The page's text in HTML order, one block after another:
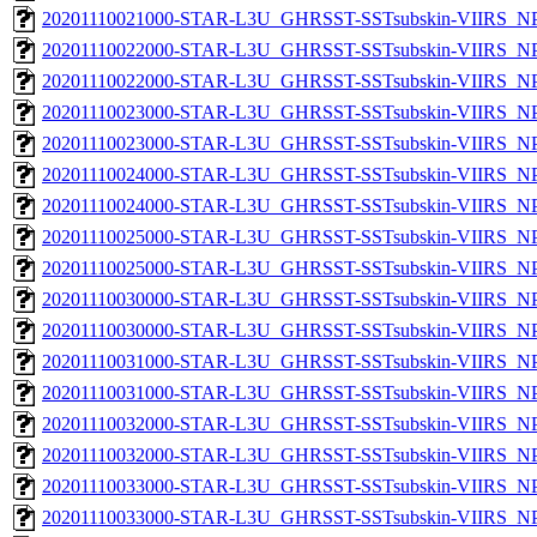
20201110021000-STAR-L3U_GHRSST-SSTsubskin-
20201110022000-STAR-L3U_GHRSST-SSTsubskin-
20201110022000-STAR-L3U_GHRSST-SSTsubskin-
20201110023000-STAR-L3U_GHRSST-SSTsubskin-
20201110023000-STAR-L3U_GHRSST-SSTsubskin-
20201110024000-STAR-L3U_GHRSST-SSTsubskin-
20201110024000-STAR-L3U_GHRSST-SSTsubskin-
20201110025000-STAR-L3U_GHRSST-SSTsubskin-
20201110025000-STAR-L3U_GHRSST-SSTsubskin-
20201110030000-STAR-L3U_GHRSST-SSTsubskin-
20201110030000-STAR-L3U_GHRSST-SSTsubskin-
20201110031000-STAR-L3U_GHRSST-SSTsubskin-
20201110031000-STAR-L3U_GHRSST-SSTsubskin-
20201110032000-STAR-L3U_GHRSST-SSTsubskin-
20201110032000-STAR-L3U_GHRSST-SSTsubskin-
20201110033000-STAR-L3U_GHRSST-SSTsubskin-
20201110033000-STAR-L3U_GHRSST-SSTsubskin-